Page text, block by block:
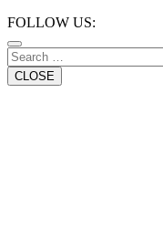
Close
Button
FOLLOW US:
CLOSE